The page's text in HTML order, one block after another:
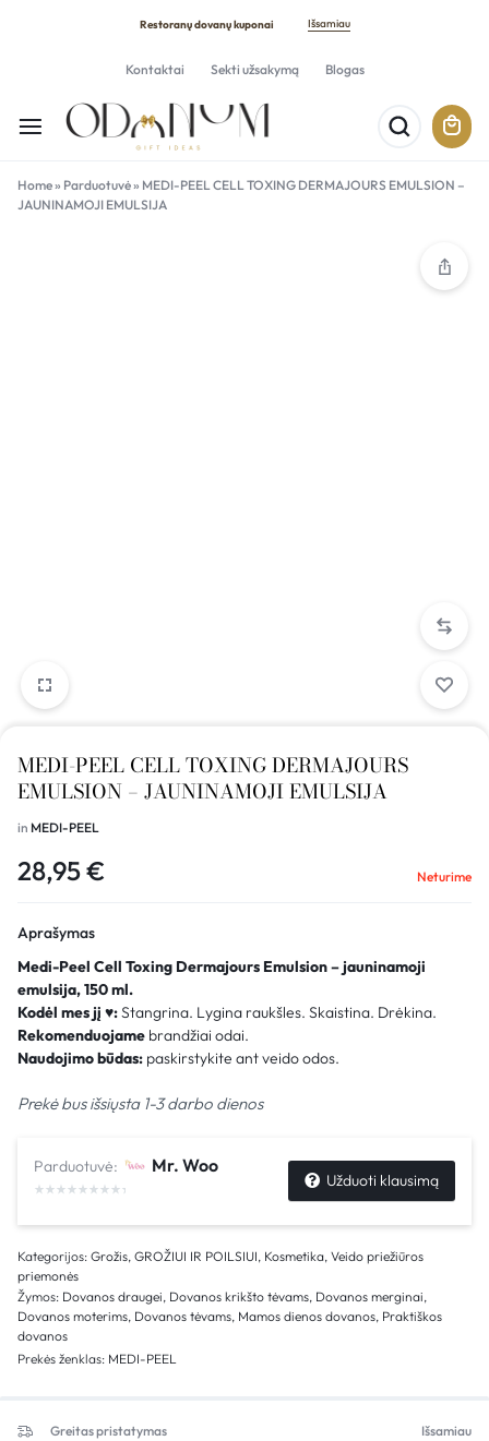
Restoranų dovanų kuponai Išsamiau
Kontaktai Sekti užsakymą Blogas
Home» Parduotuvė» MEDI-PEEL CELL TOXING DERMAJOURS EMULSION –
JAUNINAMOJI EMULSIJA
MEDI-PEEL CELL TOXING DERMAJOURS
EMULSION – JAUNINAMOJI EMULSIJA
in MEDI-PEEL
28,95€ Neturime
Aprašymas
Medi-Peel Cell Toxing Dermajours Emulsion – jauninamoji
emulsija​, 150 ml.
Kodėl mes jį ♥:Stangrina. Lygina raukšles. Skaistina. Drėkina.
Rekomenduojame brandžiai odai.
Naudojimo būdas: paskirstykite ant veido odos.
Prekė bus išsiųsta 1-3 darbo dienos
Parduotuvė: Mr. Woo
Užduoti klausimą
Kategorijos: Grožis, GROŽIUI IR POILSIUI, Kosmetika, Veido priežiūros
priemonės
Žymos: Dovanos draugei, Dovanos krikšto tėvams, Dovanos merginai,
Dovanos moterims, Dovanos tėvams, Mamos dienos dovanos, Praktiškos
dovanos
Prekės ženklas: MEDI-PEEL
Greitas pristatymas Išsamiau